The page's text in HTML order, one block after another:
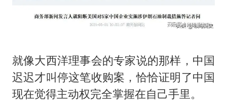
就像大西洋理事会的专家说的那样，中国
迟迟才叫停这笔收购案，恰恰证明了中国
现在觉得主动权完全掌握在自己手里。